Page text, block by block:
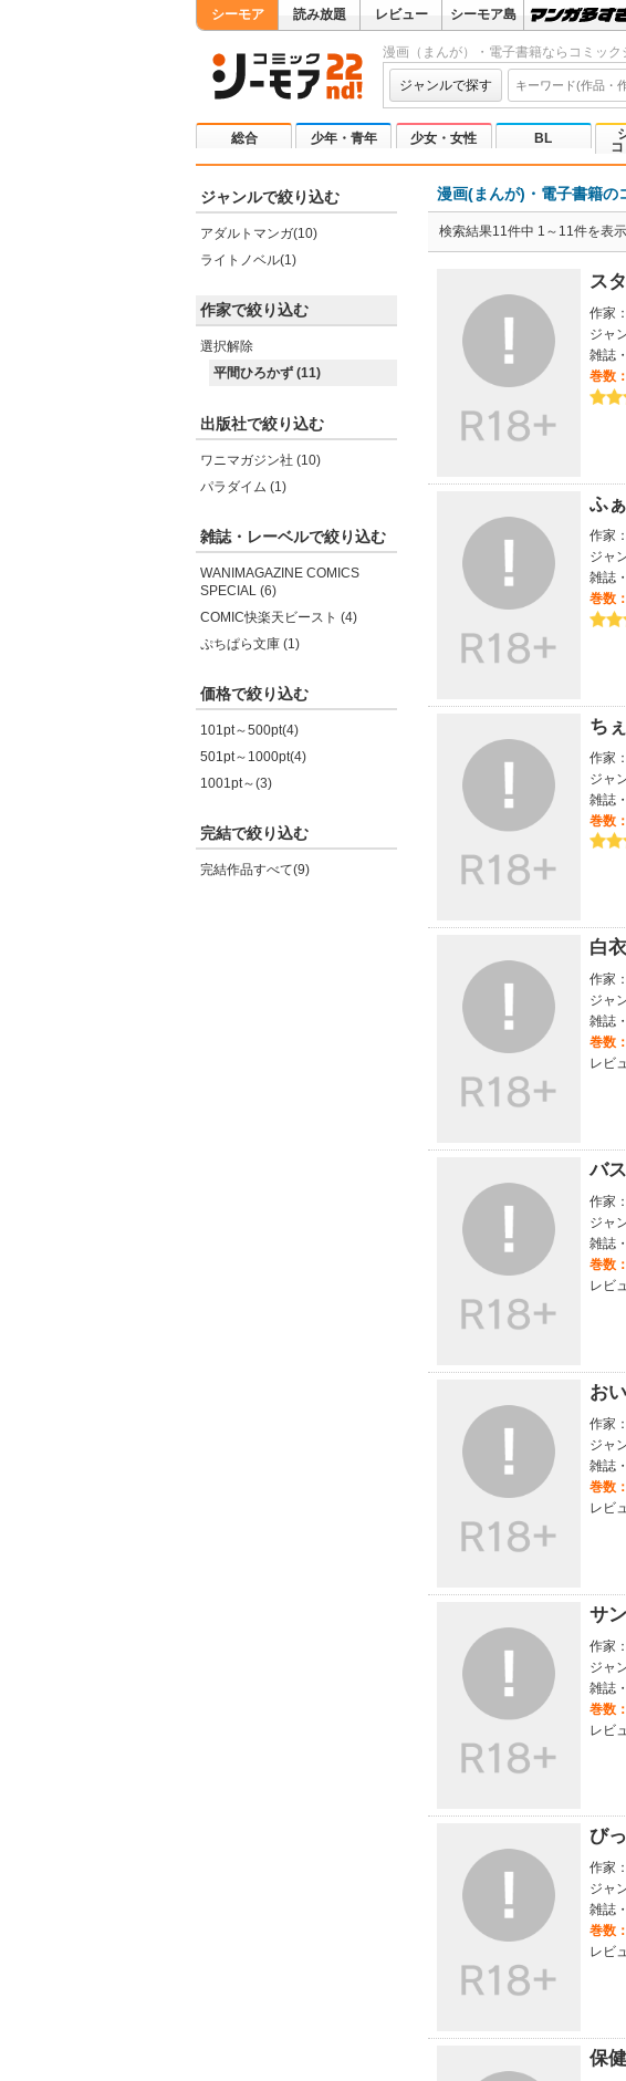
シーモア 読み放題 レビュー シーモア島
漫画（まんが）・電子書籍ならコミック
ジャンルで探す
総合 少年・青年 少女・女性 BL
ジャンルで絞り込む
アダルトマンガ(10)
ライトノベル(1)
作家で絞り込む
選択解除
平間ひろかず (11)
出版社で絞り込む
ワニマガジン社 (10)
パラダイム (1)
雑誌・レーベルで絞り込む
WANIMAGAZINE COMICS
SPECIAL (6)
COMIC快楽天ビースト (4)
ぷちぱら文庫 (1)
価格で絞り込む
101pt～500pt(4)
501pt～1000pt(4)
1001pt～(3)
完結で絞り込む
完結作品すべて(9)
漫画(まんが)・電子書籍の
検索結果11件中 1～11件を表示
ス
作家：
ジャ
雑誌
巻数：
ふ
作家：
ジャ
雑誌
巻数：
ち
作家：
ジャ
雑誌
巻数：
白
作家：
ジャ
雑誌
巻数：
レビ
バ
作家：
ジャ
雑誌
巻数：
レビ
お
作家：
ジャ
雑誌
巻数：
レビ
サ
作家：
ジャ
雑誌
巻数：
レビ
び
作家：
ジャ
雑誌
巻数：
レビ
保